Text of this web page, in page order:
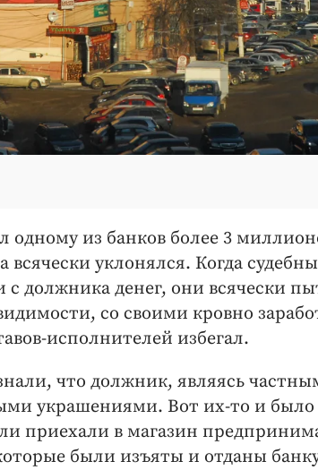
одному из банков более 3
всячески уклонялся. Когда
с должника денег, они всячески
со своими кровно
исполнителей избегал.
что должник, являясь
украшениями. Вот их-то и было
приехали в магазин
были изъяты и отданы